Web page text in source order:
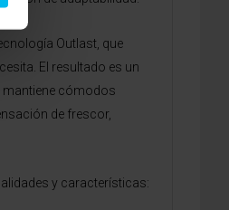
Outlast, que
El resultado es un
mantiene cómodos
de frescor,
y características: